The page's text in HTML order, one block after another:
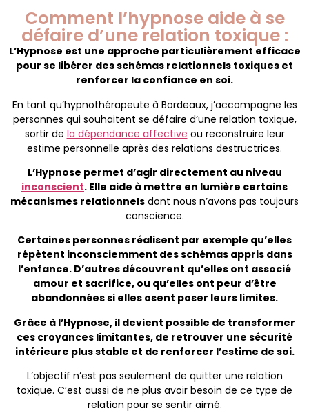
Comment l’hypnose aide à se
défaire d’une relation toxique :
L’Hypnose est une approche particulièrement efficace
pour se libérer des schémas relationnels toxiques et
renforcer la confiance en soi.
En tant qu’hypnothérapeute à Bordeaux, j’accompagne les
personnes qui souhaitent se défaire d’une relation toxique,
sortir de la dépendance affective ou reconstruire leur
estime personnelle après des relations destructrices.
L’Hypnose permet d’agir directement au niveau
inconscient. Elle aide à mettre en lumière certains
mécanismes relationnels dont nous n’avons pas toujours
conscience.
Certaines personnes réalisent par exemple qu’elles
répètent inconsciemment des schémas appris dans
l’enfance. D’autres découvrent qu’elles ont associé
amour et sacrifice, ou qu’elles ont peur d’être
abandonnées si elles osent poser leurs limites.
Grâce à l’Hypnose, il devient possible de transformer
ces croyances limitantes, de retrouver une sécurité
intérieure plus stable et de renforcer l’estime de soi.
L’objectif n’est pas seulement de quitter une relation
toxique. C’est aussi de ne plus avoir besoin de ce type de
relation pour se sentir aimé.